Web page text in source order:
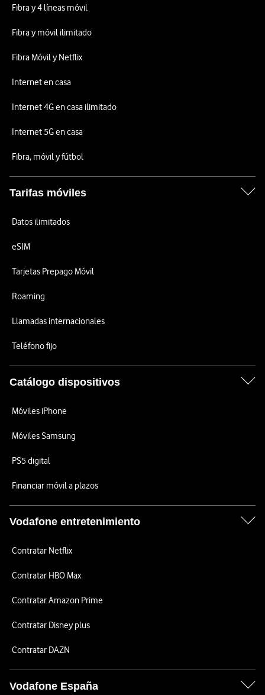
Fibra y 4 líneas móvil
Fibra y móvil ilimitado
Fibra Móvil y Netflix
Internet en casa
Internet 4G en casa ilimitado
Internet 5G en casa
Fibra, móvil y fútbol
Tarifas móviles
Datos ilimitados
eSIM
Tarjetas Prepago Móvil
Roaming
Llamadas internacionales
Teléfono fijo
Catálogo dispositivos
Móviles iPhone
Móviles Samsung
PS5 digital
Financiar móvil a plazos
Vodafone entretenimiento
Contratar Netflix
Contratar HBO Max
Contratar Amazon Prime
Contratar Disney plus
Contratar DAZN
Vodafone España